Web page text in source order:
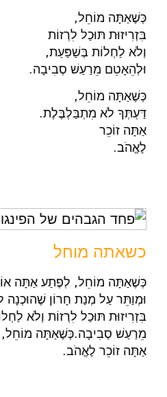
כְּשֶׁאַתָּה מוֹחֵל,
בִּזְרִיזוּת תּוּכַל לִרְזוֹת
וְלֹא לַחְלוֹת בְּשַׁפַּעַת,
וּלְהֵאָטֵם מֵרַעַשׁ סְבִיבָה.
כְּשֶׁאַתָּה מוֹחֵל,
דַּעְתְּךָ לֹא מִתְבַּלְבֶּלֶת.
אַתָּה זוֹכֵר
לֶאֱהֹב.
כשאתה מוחל
כְּשֶׁאַתָּה מוֹחֵל, לְפֶתַע אַתָּה
וּמְוַתֵּר עַל מְנַת חָרוֹן
בִּזְרִיזוּת תּוּכַל לִרְזוֹת וְלֹא
מֵרַעַשׁ סְבִיבָה.כְּשֶׁאַתָּה
אַתָּה זוֹכֵר לֶאֱהֹב.